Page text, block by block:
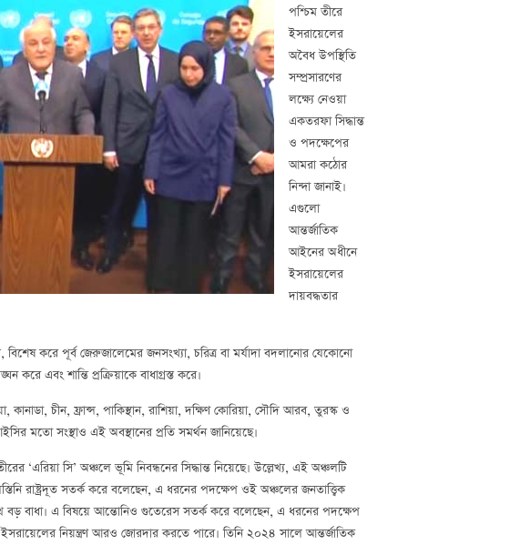
পশ্চিম তীরে
ইসরায়েলের
অবৈধ উপস্থিতি
সম্প্রসারণের
লক্ষ্যে নেওয়া
একতরফা সিদ্ধান্ত
ও পদক্ষেপের
আমরা কঠোর
নিন্দা জানাই।
এগুলো
আন্তর্জাতিক
আইনের অধীনে
ইসরায়েলের
দায়বদ্ধতার
করে পূর্ব জেরুজালেমের জনসংখ্যা, চরিত্র বা মর্যাদা বদলানোর যেকোনো
করে এবং শান্তি প্রক্রিয়াকে বাধাগ্রস্ত করে।
কানাডা, চীন, ফ্রান্স, পাকিস্থান, রাশিয়া, দক্ষিণ কোরিয়া, সৌদি আরব, তুরস্ক ও
মতো সংস্থাও এই অবস্থানের প্রতি সমর্থন জানিয়েছে।
‘এরিয়া সি’ অঞ্চলে ভূমি নিবন্ধনের সিদ্ধান্ত নিয়েছে। উল্লেখ্য, এই অঞ্চলটি
রাষ্ট্রদূত সতর্ক করে বলেছেন, এ ধরনের পদক্ষেপ ওই অঞ্চলের জনতাত্ত্বিক
বড় বাধা। এ বিষয়ে আন্তোনিও গুতেরেস সতর্ক করে বলেছেন, এ ধরনের পদক্ষেপ
নিয়ন্ত্রণ আরও জোরদার করতে পারে। তিনি ২০২৪ সালে আন্তর্জাতিক